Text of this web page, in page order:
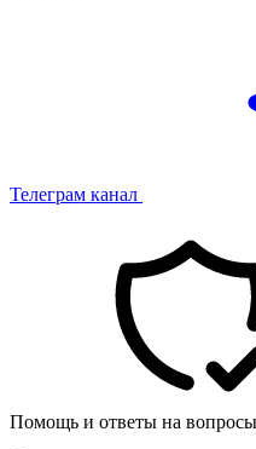
Телеграм канал
Помощь и ответы на